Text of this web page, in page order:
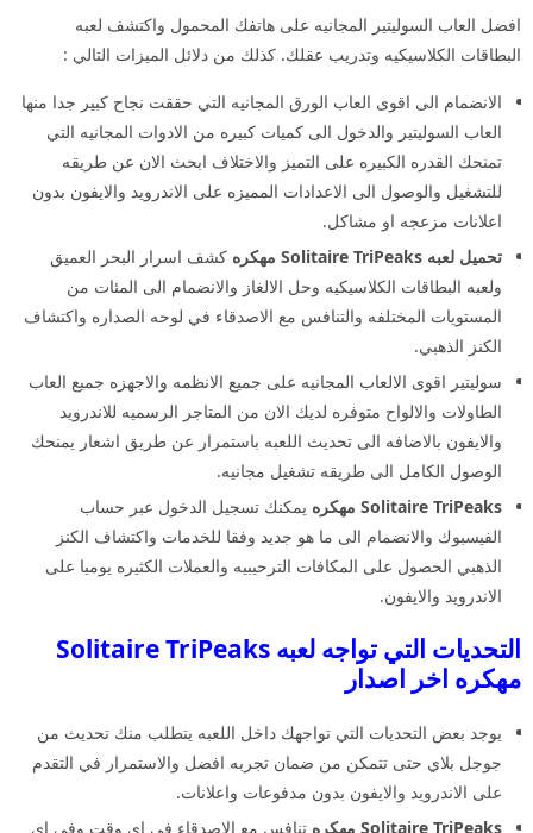
افضل العاب السوليتير المجانيه على هاتفك المحمول واكتشف لعبه
البطاقات الكلاسيكيه وتدريب عقلك. كذلك من دلائل الميزات التالي :
الانضمام الى اقوى العاب الورق المجانيه التي حققت نجاح كبير جدا منها
العاب السوليتير والدخول الى كميات كبيره من الادوات المجانيه التي
تمنحك القدره الكبيره على التميز والاختلاف ابحث الان عن طريقه
للتشغيل والوصول الى الاعدادات المميزه على الاندرويد والايفون بدون
اعلانات مزعجه او مشاكل.
تحميل لعبه Solitaire TriPeaks مهكره
كشف اسرار البحر العميق
ولعبه البطاقات الكلاسيكيه وحل الالغاز والانضمام الى المئات من
المستويات المختلفه والتنافس مع الاصدقاء في لوحه الصداره واكتشاف
الكنز الذهبي.
سوليتير اقوى الالعاب المجانيه على جميع الانظمه والاجهزه جميع العاب
الطاولات والالواح متوفره لديك الان من المتاجر الرسميه للاندرويد
والايفون بالاضافه الى تحديث اللعبه باستمرار عن طريق اشعار يمنحك
الوصول الكامل الى طريقه تشغيل مجانيه.
Solitaire TriPeaks مهكره
يمكنك تسجيل الدخول عبر حساب
الفيسبوك والانضمام الى ما هو جديد وفقا للخدمات واكتشاف الكنز
الذهبي الحصول على المكافات الترحيبيه والعملات الكثيره يوميا على
الاندرويد والايفون.
التحديات التي تواجه لعبه Solitaire TriPeaks
مهكره اخر اصدار
يوجد بعض التحديات التي تواجهك داخل اللعبه يتطلب منك تحديث من
جوجل بلاي حتى تتمكن من ضمان تجربه افضل والاستمرار في التقدم
على الاندرويد والايفون بدون مدفوعات واعلانات.
Solitaire TriPeaks مهكره
تنافس مع الاصدقاء في اي وقت وفي اي